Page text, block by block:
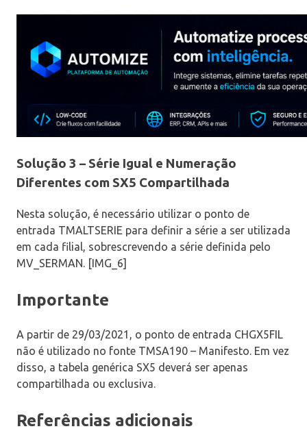
Solução 3 – Série Igual e Numeração
Diferentes com SX5 Compartilhada
Nesta solução, é necessário utilizar o ponto de
entrada TMALTSERIE para definir a série a ser utilizada
em cada filial, sobrescrevendo a série definida pelo
MV_SERMAN. [IMG_6]
Importante
A partir de 29/03/2021, o ponto de entrada CHGX5FIL
não é utilizado no fonte TMSA190 – Manifesto. Em vez
disso, a tabela genérica SX5 deverá ser apenas
compartilhada ou exclusiva.
Referências adicionais